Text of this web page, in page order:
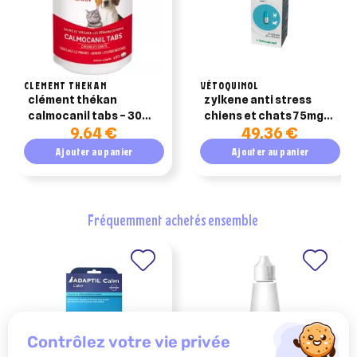
CLEMENT THEKAN
clément thékan
calmocanil tabs – 30
comprimés9,64 €
Ajouter au panier
VÉTOQUINOL
zylkene anti stress
chiens et chats 75mg
(1-10kg) - 100 gellules
49,36 €
Ajouter au panier
fréquemment achetés ensemble
contrôlez votre vie privée